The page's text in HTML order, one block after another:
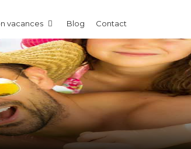
vacances Blog Contact